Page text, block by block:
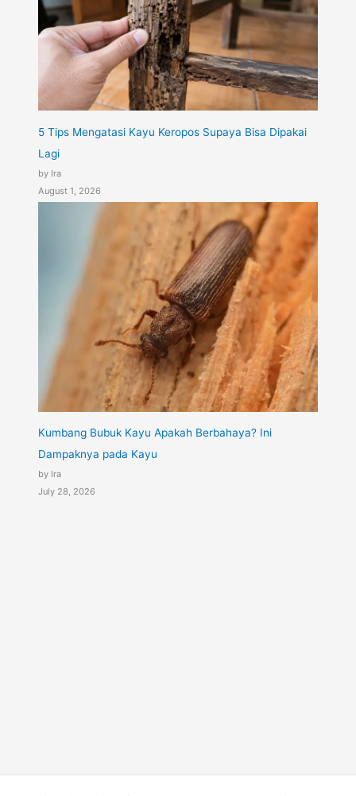
5 Tips Mengatasi Kayu Keropos Supaya Bisa Dipakai
Lagi
by Ira
August 1, 2026
Kumbang Bubuk Kayu Apakah Berbahaya? Ini
Dampaknya pada Kayu
by Ira
July 28, 2026